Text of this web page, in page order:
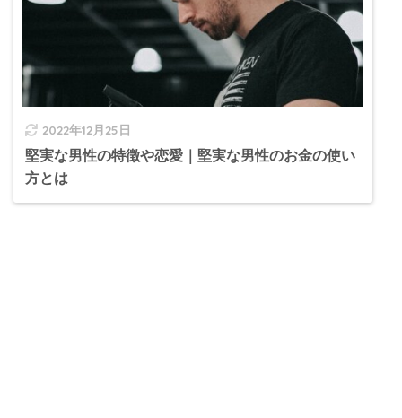
2022年12月25日
堅実な男性の特徴や恋愛｜堅実な男性のお金の使い
方とは